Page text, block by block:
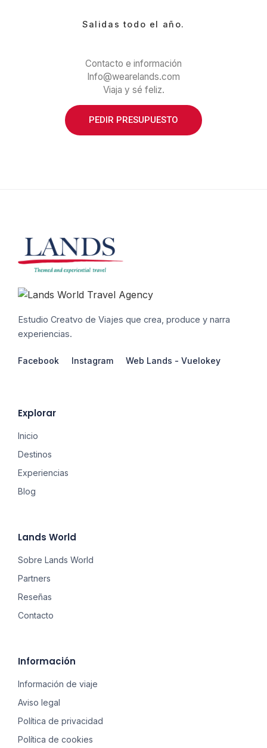
Salidas todo el año.
Contacto e información
Info@wearelands.com
Viaja y sé feliz.
PEDIR PRESUPUESTO
Estudio Creatvo de Viajes que crea, produce y narra
experiencias.
Facebook Instagram Web Lands - Vuelokey
Explorar
Inicio
Destinos
Experiencias
Blog
Lands World
Sobre Lands World
Partners
Reseñas
Contacto
Información
Información de viaje
Aviso legal
Política de privacidad
Política de cookies